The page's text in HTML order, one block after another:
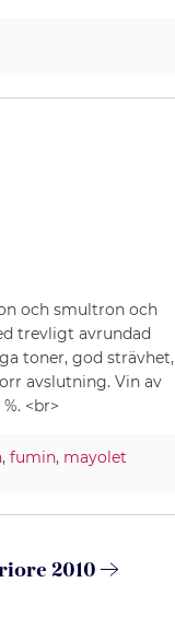
och smultron och
trevligt avrundad
toner, god strävhet,
avslutning. Vin av
<br>
, fumin, mayolet
2010